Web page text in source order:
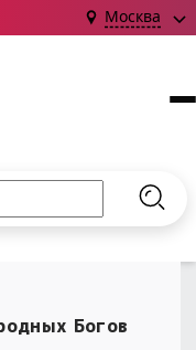
Москва
чтобы
Богов